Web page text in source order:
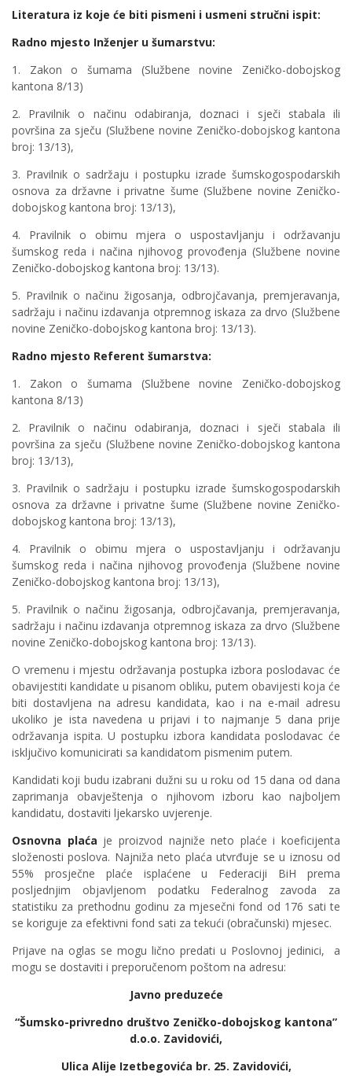
Literatura iz koje će biti pismeni i usmeni stručni ispit:
Radno mjesto Inženjer u šumarstvu:
1. Zakon o šumama (Službene novine Zeničko-dobojskog
kantona 8/13)
2. Pravilnik o načinu odabiranja, doznaci i sječi stabala ili
površina za sječu (Službene novine Zeničko-dobojskog kantona
broj: 13/13),
3. Pravilnik o sadržaju i postupku izrade šumskogospodarskih
osnova za državne i privatne šume (Službene novine Zeničko-
dobojskog kantona broj: 13/13),
4. Pravilnik o obimu mjera o uspostavljanju i održavanju
šumskog reda i načina njihovog provođenja (Službene novine
Zeničko-dobojskog kantona broj: 13/13).
5. Pravilnik o načinu žigosanja, odbrojčavanja, premjeravanja,
sadržaju i načinu izdavanja otpremnog iskaza za drvo (Službene
novine Zeničko-dobojskog kantona broj: 13/13).
Radno mjesto Referent šumarstva:
1. Zakon o šumama (Službene novine Zeničko-dobojskog
kantona 8/13)
2. Pravilnik o načinu odabiranja, doznaci i sječi stabala ili
površina za sječu (Službene novine Zeničko-dobojskog kantona
broj: 13/13),
3. Pravilnik o sadržaju i postupku izrade šumskogospodarskih
osnova za državne i privatne šume (Službene novine Zeničko-
dobojskog kantona broj: 13/13),
4. Pravilnik o obimu mjera o uspostavljanju i održavanju
šumskog reda i načina njihovog provođenja (Službene novine
Zeničko-dobojskog kantona broj: 13/13),
5. Pravilnik o načinu žigosanja, odbrojčavanja, premjeravanja,
sadržaju i načinu izdavanja otpremnog iskaza za drvo (Službene
novine Zeničko-dobojskog kantona broj: 13/13).
O vremenu i mjestu održavanja postupka izbora poslodavac će
obavijestiti kandidate u pisanom obliku, putem obavijesti koja će
biti dostavljena na adresu kandidata, kao i na e-mail adresu
ukoliko je ista navedena u prijavi i to najmanje 5 dana prije
održavanja ispita. U postupku izbora kandidata poslodavac će
isključivo komunicirati sa kandidatom pismenim putem.
Kandidati koji budu izabrani dužni su u roku od 15 dana od dana
zaprimanja obavještenja o njihovom izboru kao najboljem
kandidatu, dostaviti ljekarsko uvjerenje.
Osnovna plaća je proizvod najniže neto plaće i koeficijenta
složenosti poslova. Najniža neto plaća utvrđuje se u iznosu od
55% prosječne plaće isplaćene u Federaciji BiH prema
posljednjim objavljenom podatku Federalnog zavoda za
statistiku za prethodnu godinu za mjesečni fond od 176 sati te
se koriguje za efektivni fond sati za tekući (obračunski) mjesec.
Prijave na oglas se mogu lično predati u Poslovnoj jedinici, a
mogu se dostaviti i preporučenom poštom na adresu:
Javno preduzeće
“Šumsko-privredno društvo Zeničko-dobojskog kantona”
d.o.o. Zavidovići,
Ulica Alije Izetbegovića br. 25. Zavidovići,